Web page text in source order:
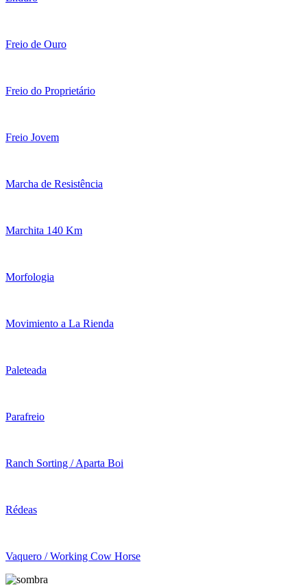
Freio de Ouro
Freio do Proprietário
Freio Jovem
Marcha de Resistência
Marchita 140 Km
Morfologia
Movimiento a La Rienda
Paleteada
Parafreio
Ranch Sorting / Aparta Boi
Rédeas
Vaquero / Working Cow Horse